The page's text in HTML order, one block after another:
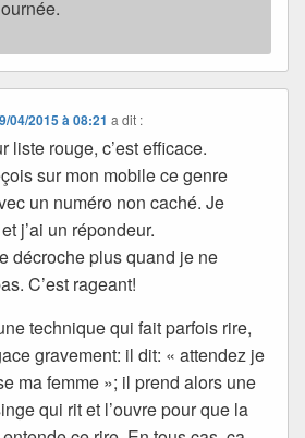
04/2015 à 08:21 a dit :
liste rouge, c’est efficace.
sur mon mobile ce genre
un numéro non caché. Je
j’ai un répondeur.
décroche plus quand je ne
C’est rageant!
technique qui fait parfois rire,
gravement: il dit: « attendez je
ma femme »; il prend alors une
qui rit et l’ouvre pour que la